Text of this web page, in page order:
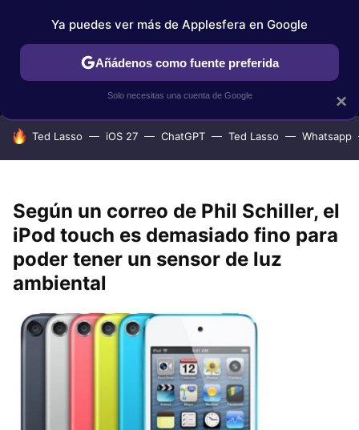
MENÚ NUEVO
TUTORIALES APPLESFERA SELECCIÓN
HOY SE HABLA DE
Ted Lasso iOS 27 ChatGPT Ted Lasso Whatsapp
Según un correo de Phil Schiller, el
iPod touch es demasiado fino para
poder tener un sensor de luz
ambiental
×
Ya puedes ver más de Applesfera en Google
Añádenos como fuente preferida
Solo necesitas una cuenta de Google